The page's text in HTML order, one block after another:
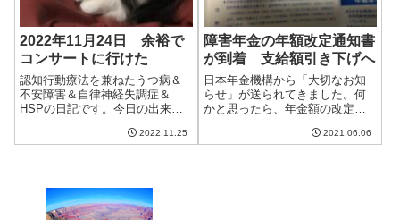
2022年11月24日 余裕で
コンサートに行けた
認知行動療法を兼ねたうつ病＆
不安障害＆自律神経失調症＆
HSPの日記です。今日の出来事
あるけど全体的にはいい天気で
あ、寒すぎる...
2022.11.25
障害年金の年額改定通知書
が到着 支給額引き下げへ
日本年金機構から「大切なお知
らせ」が送られてきました。何
かと思ったら、年金額の改定の
ら値上げではなく値下げの内
2021.06.06